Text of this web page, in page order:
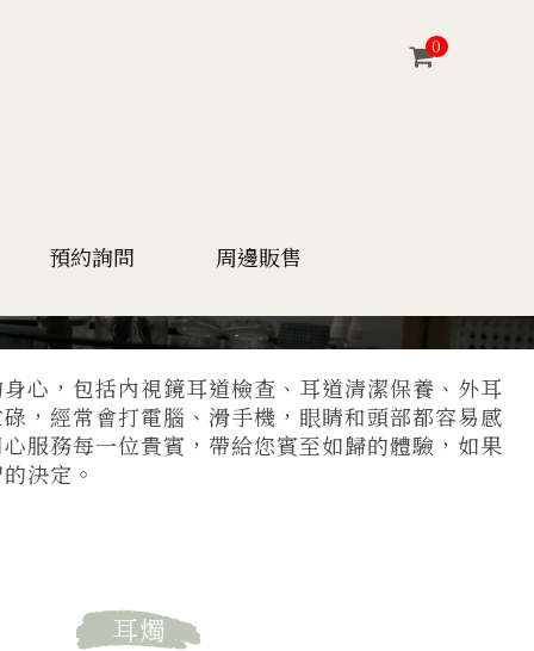
0
預約詢問 周邊販售
心，包括內視鏡耳道檢查、耳道清潔保養、外耳
，經常會打電腦、滑手機，眼睛和頭部都容易感
服務每一位貴賓，帶給您賓至如歸的體驗，如果
決定。
耳燭